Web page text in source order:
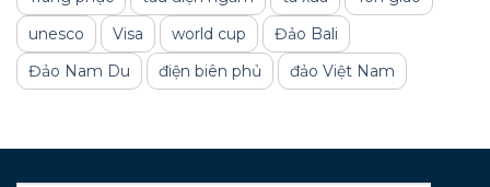
unesco
Visa world cup
Đảo Bali
Đảo Nam Du
điện biên phủ đảo Việt Nam